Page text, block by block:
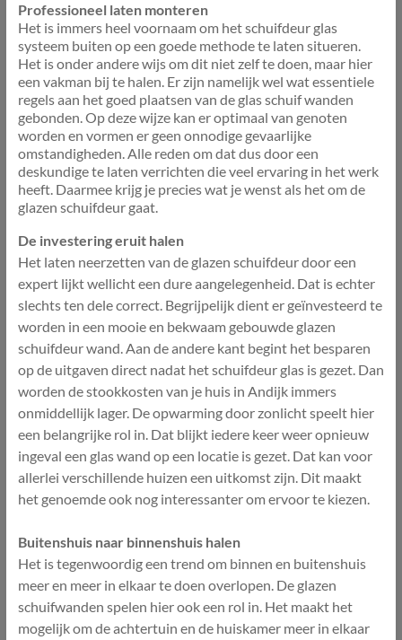
Professioneel laten monteren
Het is immers heel voornaam om het schuifdeur glas
systeem buiten op een goede methode te laten situeren.
Het is onder andere wijs om dit niet zelf te doen, maar hier
een vakman bij te halen. Er zijn namelijk wel wat essentiele
regels aan het goed plaatsen van de glas schuif wanden
gebonden. Op deze wijze kan er optimaal van genoten
worden en vormen er geen onnodige gevaarlijke
omstandigheden. Alle reden om dat dus door een
deskundige te laten verrichten die veel ervaring in het werk
heeft. Daarmee krijg je precies wat je wenst als het om de
glazen schuifdeur gaat.
De investering eruit halen
Het laten neerzetten van de glazen schuifdeur door een
expert lijkt wellicht een dure aangelegenheid. Dat is echter
slechts ten dele correct. Begrijpelijk dient er geïnvesteerd te
worden in een mooie en bekwaam gebouwde glazen
schuifdeur wand. Aan de andere kant begint het besparen
op de uitgaven direct nadat het schuifdeur glas is gezet. Dan
worden de stookkosten van je huis in Andijk immers
onmiddellijk lager. De opwarming door zonlicht speelt hier
een belangrijke rol in. Dat blijkt iedere keer weer opnieuw
ingeval een glas wand op een locatie is gezet. Dat kan voor
allerlei verschillende huizen een uitkomst zijn. Dit maakt
het genoemde ook nog interessanter om ervoor te kiezen.
Buitenshuis naar binnenshuis halen
Het is tegenwoordig een trend om binnen en buitenshuis
meer en meer in elkaar te doen overlopen. De glazen
schuifwanden spelen hier ook een rol in. Het maakt het
mogelijk om de achtertuin en de huiskamer meer in elkaar